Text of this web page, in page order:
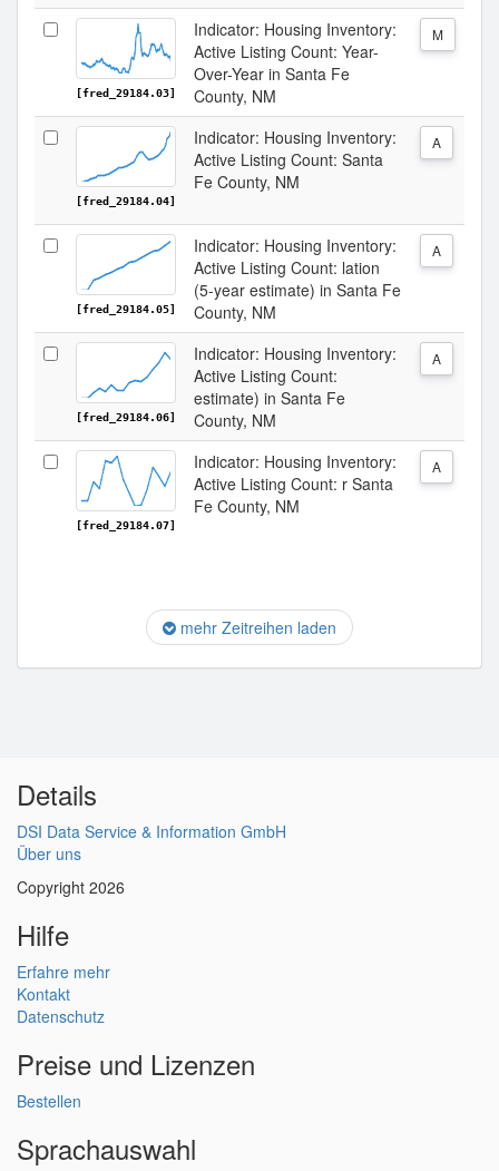
[fred_29184.03]
Indicator: Housing Inventory:
Active Listing Count: Year-
Over-Year in Santa Fe
County, NM
M
[fred_29184.04]
Indicator: Housing Inventory:
Active Listing Count: Santa
Fe County, NM
A
[fred_29184.05]
Indicator: Housing Inventory:
Active Listing Count: lation
(5-year estimate) in Santa Fe
County, NM
A
[fred_29184.06]
Indicator: Housing Inventory:
Active Listing Count:
estimate) in Santa Fe
County, NM
A
[fred_29184.07]
Indicator: Housing Inventory:
Active Listing Count: r Santa
Fe County, NM
A
mehr Zeitreihen laden
Details
DSI Data Service & Information GmbH
Über uns
Copyright 2026
Hilfe
Erfahre mehr
Kontakt
Datenschutz
Preise und Lizenzen
Bestellen
Sprachauswahl